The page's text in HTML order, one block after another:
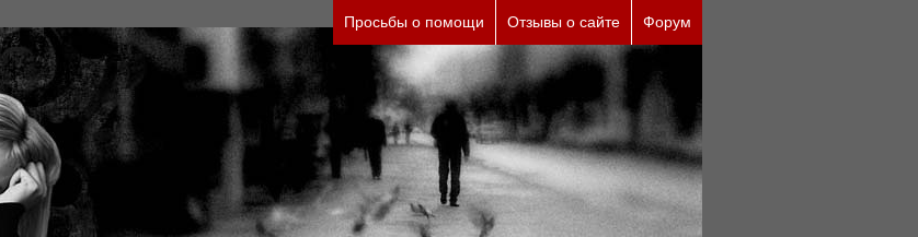
своего состояния и его психологические причины (бесплатно)
Просьбы о помощи Отзывы о сайте Форум